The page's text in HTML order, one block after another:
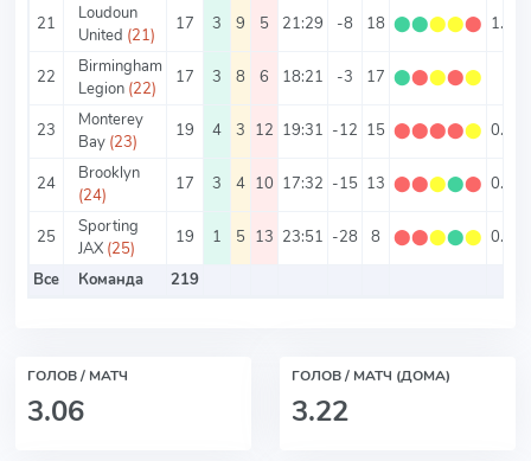
21
Loudoun
United (21)
17 3 9 5 21:29 -8 18 ⬤⬤⬤⬤⬤ 1.06
22
Birmingham
Legion (22)
17 3 8 6 18:21 -3 17 ⬤⬤⬤⬤⬤
23
Monterey
Bay (23)
19 4 3 12 19:31 -12 15 ⬤⬤⬤⬤⬤ 0.79
24
Brooklyn
(24)
17 3 4 10 17:32 -15 13 ⬤⬤⬤⬤⬤ 0.76
25
Sporting
JAX (25)
19 1 5 13 23:51 -28 8 ⬤⬤⬤⬤⬤ 0.42
Все
Команда 219
ГОЛОВ / МАТЧ
3.06
ГОЛОВ / МАТЧ (ДОМА)
3.22